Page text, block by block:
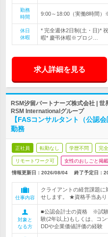
勤務
時間
9:00～18:00（実働8時間
休日
休暇
* 完全週休2日制(土・日)*
暇* 慶弔休暇※プロジ…
求人詳細を見る
RSM汐留パートナーズ株式会社 | 世
RSM Internationalグループ
【FASコンサルタント（公認
勤務
正社員 転勤なし 学歴不問 完
リモートワーク可 女性のおしごと掲
情報更新日：2026/08/04 終了予定日：
仕事内容
クライアントの経営課題
せします。 ★資格手当あ
対象と
なる方
■公認会計士の資格 ※試
験(2年以上)もしくは、コ
DDや企業価値評価の経験